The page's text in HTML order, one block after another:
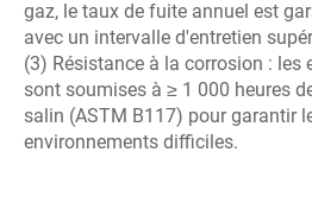
gaz, le taux de fuite annuel est
avec un intervalle d'entretien
(3) Résistance à la corrosion : les
sont soumises à ≥ 1 000 heures
salin (ASTM B117) pour garantir
environnements difficiles.